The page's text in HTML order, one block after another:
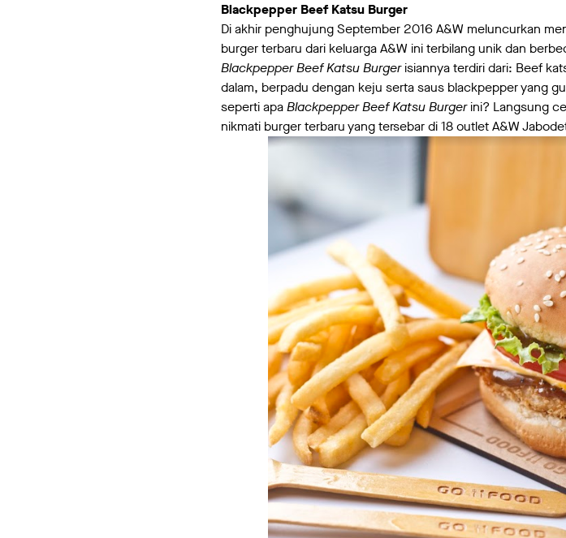
Blackpepper Beef Katsu Burger
Di akhir penghujung September 2016 A&W meluncurkan
burger terbaru dari keluarga A&W ini terbilang unik dan
Blackpepper Beef Katsu Burgerisiannya terdiri dari: Beef
dalam, berpadu dengan keju serta saus blackpepper yang
seperti apaBlackpepper Beef Katsu Burgerini? Langsung
nikmati burger terbaru yang tersebar di 18 outlet A&W